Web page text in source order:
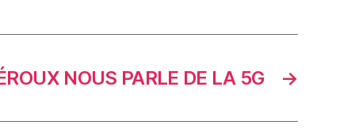
→
NOUS PARLE DE LA 5G